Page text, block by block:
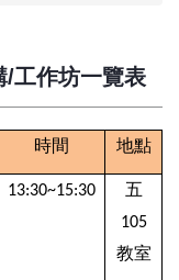
/工作坊一覽表
時間 地點
13:30~15:30 五
105
教室